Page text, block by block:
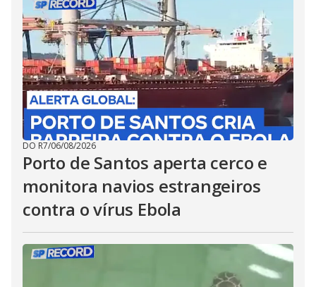
DO R7/06/08/2026
Porto de Santos aperta cerco e
monitora navios estrangeiros
contra o vírus Ebola